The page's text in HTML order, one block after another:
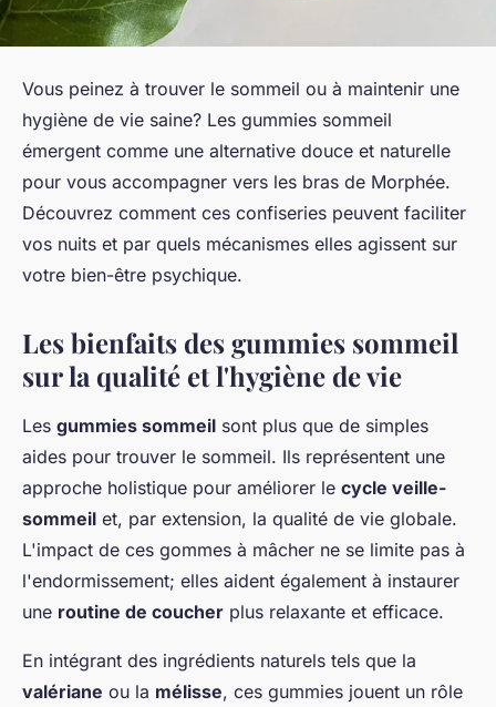
Vous peinez à trouver le sommeil ou à maintenir une
hygiène de vie saine? Les gummies sommeil
émergent comme une alternative douce et naturelle
pour vous accompagner vers les bras de Morphée.
Découvrez comment ces confiseries peuvent faciliter
vos nuits et par quels mécanismes elles agissent sur
votre bien-être psychique.
Les bienfaits des gummies sommeil
sur la qualité et l'hygiène de vie
Les gummies sommeil sont plus que de simples
aides pour trouver le sommeil. Ils représentent une
approche holistique pour améliorer le cycle veille-
sommeil et, par extension, la qualité de vie globale.
L'impact de ces gommes à mâcher ne se limite pas à
l'endormissement; elles aident également à instaurer
une routine de coucher plus relaxante et efficace.
En intégrant des ingrédients naturels tels que la
valériane ou la mélisse, ces gummies jouent un rôle